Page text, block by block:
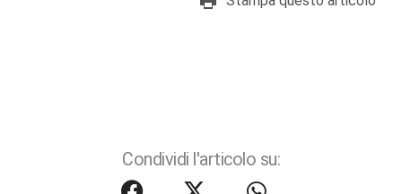
Condividi l'articolo su: